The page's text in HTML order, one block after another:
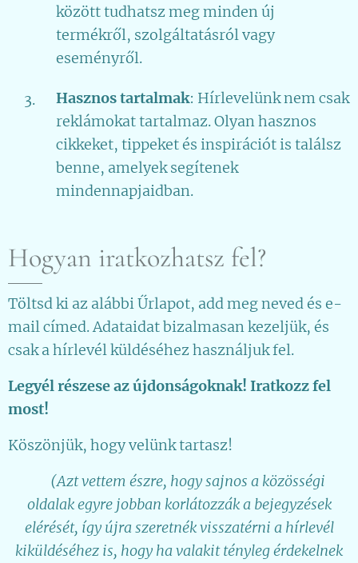
között tudhatsz meg minden új
termékről, szolgáltatásról vagy
eseményről.
Hasznos tartalmak: Hírlevelünk nem csak
reklámokat tartalmaz. Olyan hasznos
cikkeket, tippeket és inspirációt is találsz
benne, amelyek segítenek
mindennapjaidban.
Hogyan iratkozhatsz fel?
Töltsd ki az alábbi Űrlapot, add meg neved és e-
mail címed. Adataidat bizalmasan kezeljük, és
csak a hírlevél küldéséhez használjuk fel.
Legyél részese az újdonságoknak! Iratkozz fel
most!
Köszönjük, hogy velünk tartasz!
👉(Azt vettem észre, hogy sajnos a közösségi
oldalak egyre jobban korlátozzák a bejegyzések
elérését, így újra szeretnék visszatérni a hírlevél
kiküldéséhez is, hogy ha valakit tényleg érdekelnek